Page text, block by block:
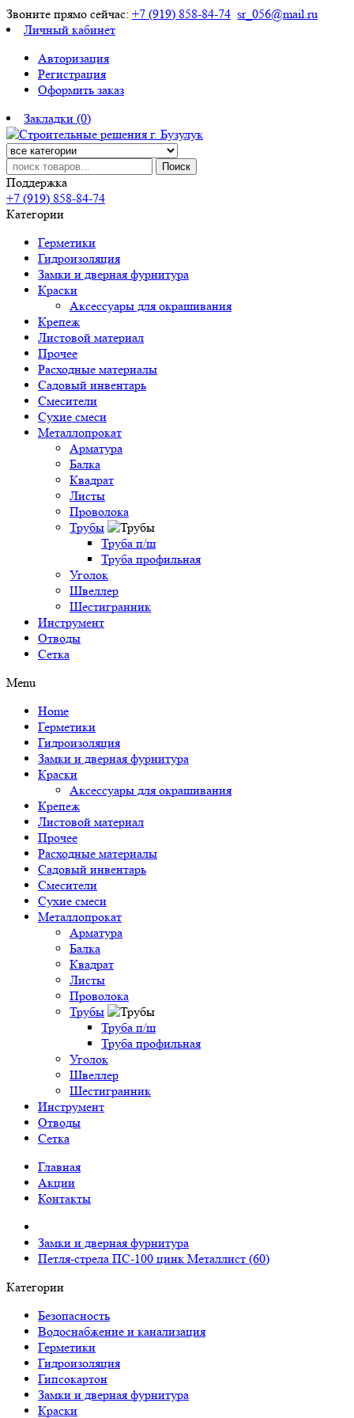
Звоните прямо сейчас: +7 (919) 858-84-74 sr_056@mail.ru
Личный кабинет
Авторизация
Регистрация
Оформить заказ
Закладки (0)
Поиск
Поддержка
+7 (919) 858-84-74
Категории
Герметики
Гидроизоляция
Замки и дверная фурнитура
Краски
Аксессуары для окрашивания
Крепеж
Листовой материал
Прочее
Расходные материалы
Садовый инвентарь
Смесители
Сухие смеси
Металлопрокат
Арматура
Балка
Квадрат
Листы
Проволока
Трубы
Труба п/ш
Труба профильная
Уголок
Швеллер
Шестигранник
Инструмент
Отводы
Сетка
Menu
Home
Герметики
Гидроизоляция
Замки и дверная фурнитура
Краски
Аксессуары для окрашивания
Крепеж
Листовой материал
Прочее
Расходные материалы
Садовый инвентарь
Смесители
Сухие смеси
Металлопрокат
Арматура
Балка
Квадрат
Листы
Проволока
Трубы
Труба п/ш
Труба профильная
Уголок
Швеллер
Шестигранник
Инструмент
Отводы
Сетка
Главная
Акции
Контакты
Замки и дверная фурнитура
Петля-стрела ПС-100 цинк Металлист (60)
Категории
Безопасность
Водоснабжение и канализация
Герметики
Гидроизоляция
Гипсокартон
Замки и дверная фурнитура
Краски